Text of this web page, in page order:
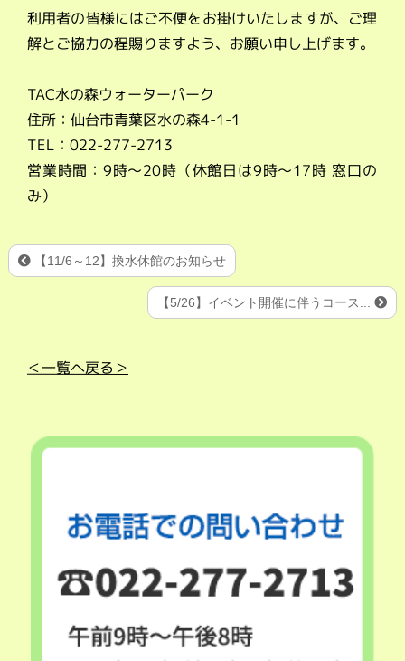
利用者の皆様にはご不便をお掛けいたしますが、ご理
解とご協力の程賜りますよう、お願い申し上げます。
TAC水の森ウォーターパーク
住所：仙台市青葉区水の森4-1-1
TEL：022-277-2713
営業時間：9時～20時（休館日は9時～17時 窓口の
み）
【11/6～12】換水休館のお知らせ
【5/26】イベント開催に伴うコース...
＜一覧へ戻る＞